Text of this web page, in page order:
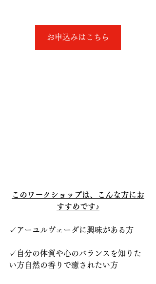
お申込みはこちら
このワークショップは、こんな方にお
すすめです♪
✓アーユルヴェーダに興味がある方
✓自分の体質や心のバランスを知りた
い方自然の香りで癒されたい方